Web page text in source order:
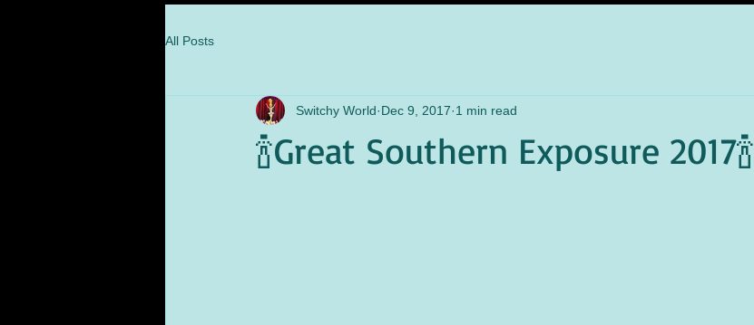
All Posts
🍾Great Southern Exposure 2017🍾
Switchy World Dec 9, 2017 1 min read